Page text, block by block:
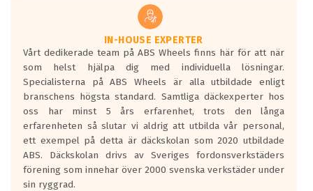
vilken körstil du använder.
Våtgrepp egenskaper:
Betygsskalan är satt A till F. Där A påvisar
den kortaste bromssträckan och F är den
längsta.
Inga D eller G betyg delas ut för
personbilar och lätta lastbilar.
Betyget sätts efter ett test där däcken
skall bromsa in på en väg där det ligger
0.5-1.5 mm vatten.
I 80km/h kommer skillnaden på
IN-HOUSE EXPERTER
Vårt dedikerade team på ABS Wheels finns här för att när
som helst hjälpa dig med individuella lösningar.
Specialisterna på ABS Wheels är alla utbildade enligt
branschens högsta standard. Samtliga däckexperter hos
oss har minst 5 års erfarenhet, trots den långa
erfarenheten så slutar vi aldrig att utbilda vår personal,
ett exempel på detta är däckskolan som 2020 utbildade
ABS. Däckskolan drivs av Sveriges fordonsverkstäders
förening som innehar över 2000 svenska verkstäder under
sin ryggrad.